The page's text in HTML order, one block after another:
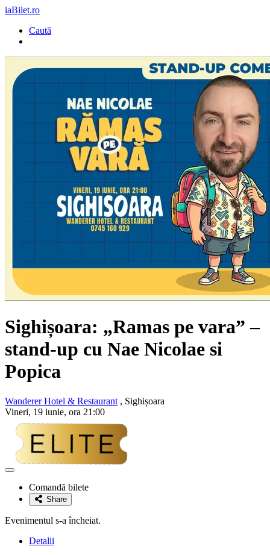
iaBilet.ro
Caută
Sighișoara: „Ramas pe vara” –
stand-up cu Nae Nicolae si
Popica
Wanderer Hotel & Restaurant , Sighișoara
Vineri, 19 iunie, ora 21:00
Adaugă
favoriteComandă bilete
Share
Evenimentul s-a încheiat.
Detalii